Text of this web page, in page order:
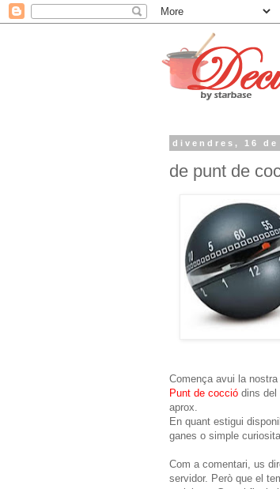
divendres, 16 de
de punt de
Comença avui la
Punt de cocció dins del
aprox.
En quant estigui
ganes o simple
Com a comentari, us
servidor. Però que el